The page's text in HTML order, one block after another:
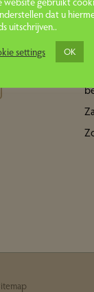
dat u
uitschrijven..
settings
OK